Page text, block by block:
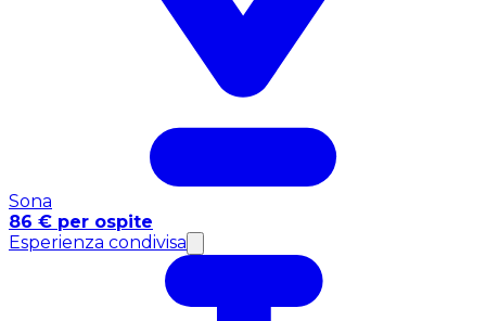
Sona
86 € per ospite
Esperienza condivisa